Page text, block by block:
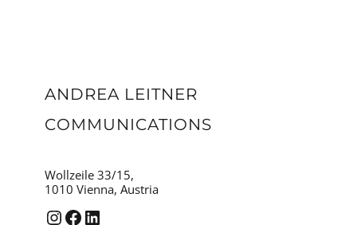
ANDREA LEITNER
COMMUNICATIONS
Wollzeile 33/15,
1010 Vienna, Austria
InstagramFacebook LinkedIn